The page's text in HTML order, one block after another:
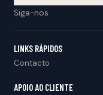
Siga-nos
LINKS RÁPIDOS
Contacto
APOIO AO CLIENTE